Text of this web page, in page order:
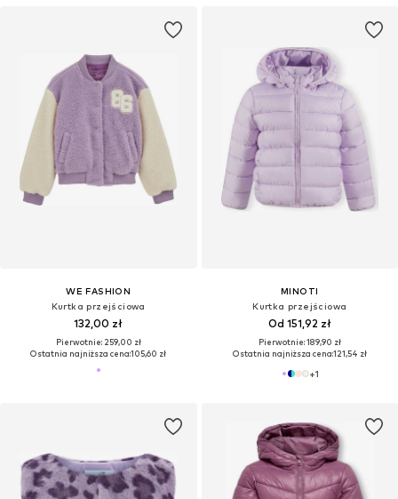
WE FASHION
Kurtka przejściowa
132,00 zł
Pierwotnie: 259,00 zł
Ostatnia najniższa cena:105,60 zł
MINOTI
Kurtka przejściowa
Od 151,92 zł
Pierwotnie: 189,90 zł
Ostatnia najniższa cena:121,54 zł
+1